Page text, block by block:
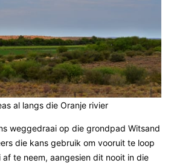
al langs die Oranje rivier
weggedraai op die grondpad Witsand
die kans gebruik om vooruit te loop
af te neem, aangesien dit nooit in die